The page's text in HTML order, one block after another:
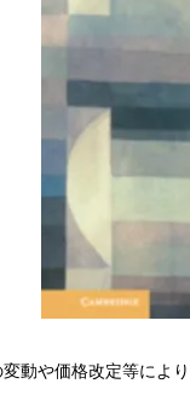
変動や価格改定等によ